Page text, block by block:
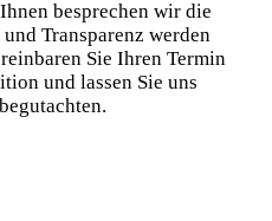
besprechen wir die
Transparenz werden
Sie Ihren Termin
und lassen Sie uns